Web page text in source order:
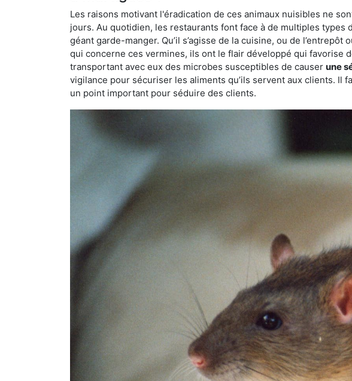
Les raisons motivant l'éradication de ces animaux nuisibles ne
jours. Au quotidien, les restaurants font face à de multiples types
géant garde-manger. Qu’il s’agisse de la cuisine, ou de
qui concerne ces vermines, ils ont le flair développé qui favorise
transportant avec eux des microbes susceptibles de causer une
vigilance pour sécuriser les aliments qu’ils servent aux clients. Il
un point important pour séduire des clients.